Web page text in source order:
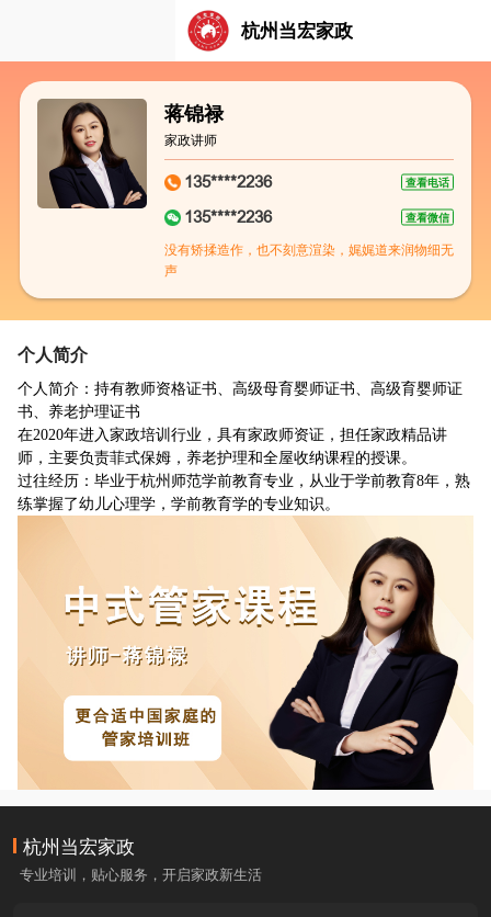
杭州当宏家政
蒋锦禄
家政讲师
135****2236 查看电话
135****2236 查看微信
没有矫揉造作，也不刻意渲染，娓娓道来润物细无
声
个人简介
个人简介：持有教师资格证书、高级母育婴师证书、高级育婴师证
书、养老护理证书
在2020年进入家政培训行业，具有家政师资证，担任家政精品讲
师，主要负责菲式保姆，养老护理和全屋收纳课程的授课。
过往经历：毕业于杭州师范学前教育专业，从业于学前教育8年，熟
练掌握了幼儿心理学，学前教育学的专业知识。
杭州当宏家政
专业培训，贴心服务，开启家政新生活